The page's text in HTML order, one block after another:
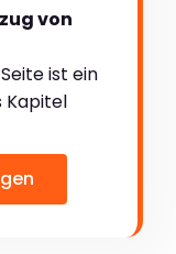
von
ist ein
Kapitel